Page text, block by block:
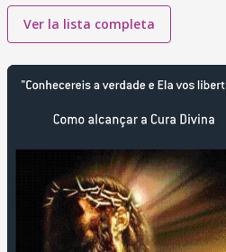
Ver la lista completa